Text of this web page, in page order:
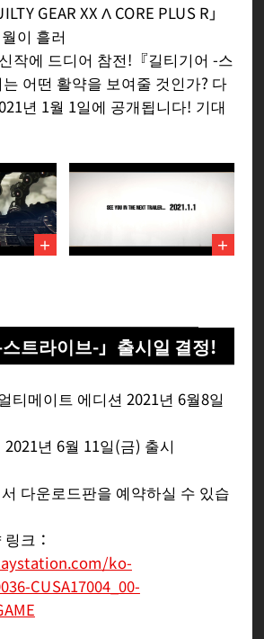
GEAR XX Λ CORE PLUS R」
이 흘러
작에 드디어 참전!『길티기어 -스
어떤 활약을 보여줄 것인가? 다
년 1월 1일에 공개됩니다! 기대
스트라이브-」출시일 결정!
티메이트 에디션 2021년 6월8일
년 6월 11일(금) 출시
다운로드판을 예약하실 수 있습
크：
ko-
CUSA17004_00-